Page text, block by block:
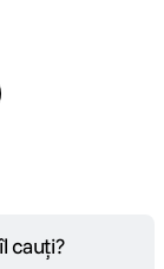
cauți?